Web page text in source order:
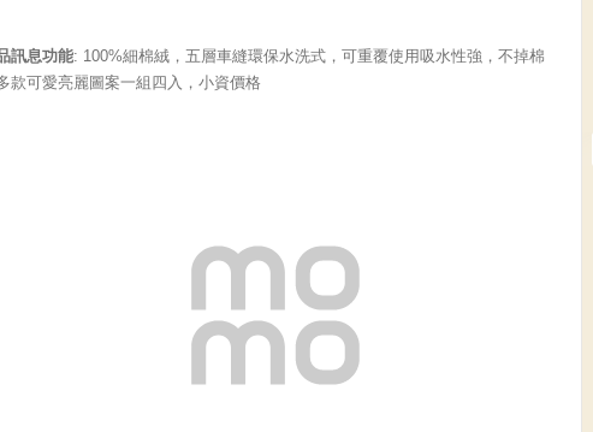
訊息功能: 100%細棉絨，五層車縫環保水洗式，可重覆使用吸水性強，不掉棉
款可愛亮麗圖案一組四入，小資價格